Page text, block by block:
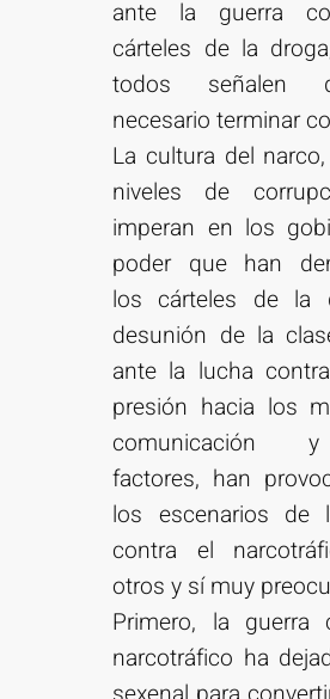
ante la guerra
cárteles de la
todos señalen
necesario terminar
La cultura del
niveles de
imperan en los
poder que han
los cárteles de la
desunión de la
ante la lucha
presión hacia los
comunicación
factores, han
los escenarios de
contra el
otros y sí muy
Primero, la guerra
narcotráfico ha